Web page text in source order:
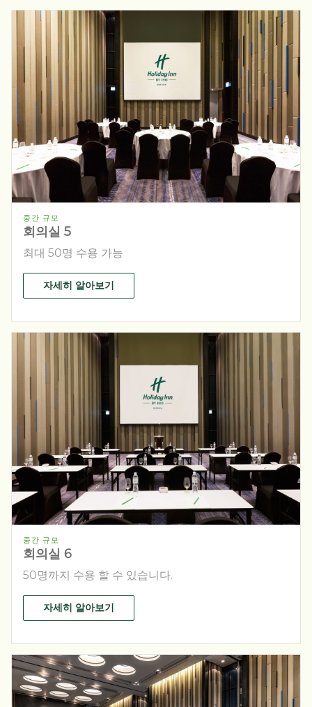
중간 규모
회의실 5
최대 50명 수용 가능
자세히 알아보기
중간 규모
회의실 6
50명까지 수용 할 수 있습니다.
자세히 알아보기